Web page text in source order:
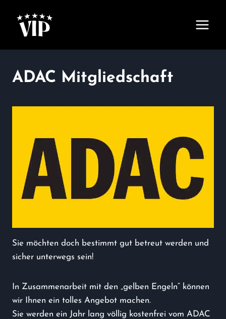
Inhalt
springen
ADAC Mitgliedschaft
Sie möchten doch bestimmt gut betreut werden und
sicher unterwegs sein!
In Zusammenarbeit mit den „gelben Engeln“ können
wir Ihnen ein tolles Angebot machen.
Sie werden ein Jahr lang völlig kostenfrei vom ADAC